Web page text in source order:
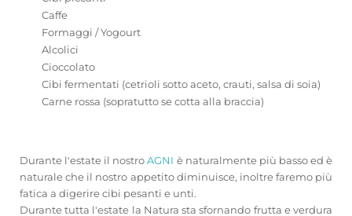
Caffe
Formaggi / Yogourt
Alcolici
Cioccolato
Cibi fermentati (cetrioli sotto aceto, crauti, salsa di soia)
Carne rossa (sopratutto se cotta alla braccia)
Durante l'estate il nostroAGNI è naturalmente più basso ed è
naturale che il nostro appetito diminuisce, inoltre faremo più
fatica a digerire cibi pesanti e unti.
Durante tutta l'estate la Natura sta sfornando frutta e verdura